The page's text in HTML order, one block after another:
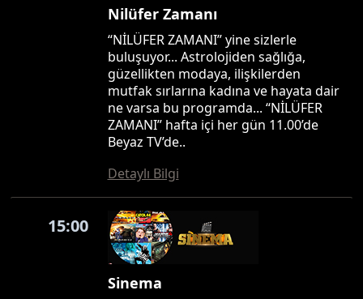
Nilüfer Zamanı
“NİLÜFER ZAMANI” yine sizlerle
buluşuyor... Astrolojiden sağlığa,
güzellikten modaya, ilişkilerden
mutfak sırlarına kadına ve hayata dair
ne varsa bu programda... “NİLÜFER
ZAMANI” hafta içi her gün 11.00’de
Beyaz TV’de..
Detaylı Bilgi
15:00
Sinema